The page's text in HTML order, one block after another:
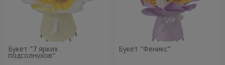
Букет "7 ярких
подсолнухов"
Букет "Феникс"